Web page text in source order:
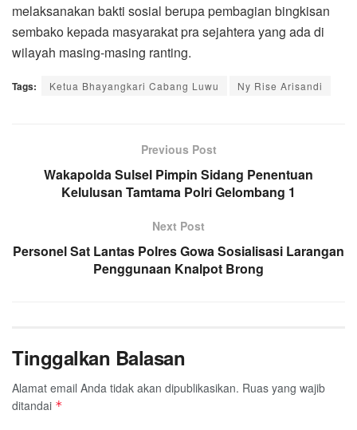
melaksanakan bakti sosial berupa pembagian bingkisan
sembako kepada masyarakat pra sejahtera yang ada di
wilayah masing-masing ranting.
Tags: Ketua Bhayangkari Cabang Luwu Ny Rise Arisandi
Previous Post
Wakapolda Sulsel Pimpin Sidang Penentuan
Kelulusan Tamtama Polri Gelombang 1
Next Post
Personel Sat Lantas Polres Gowa Sosialisasi Larangan
Penggunaan Knalpot Brong
Tinggalkan Balasan
Alamat email Anda tidak akan dipublikasikan. Ruas yang wajib
ditandai *